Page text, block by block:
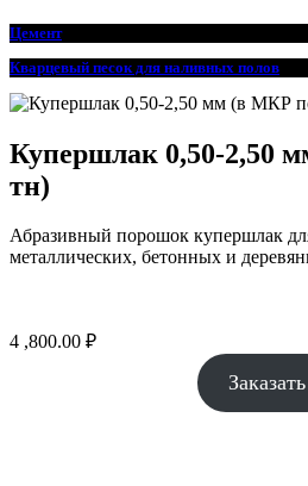
Цемент
Кварцевый песок для наливных полов
Купершлак 0,50-2,50
тн)
Абразивный порошок купершлак
металлических, бетонных и
4 ,800.00 ₽
Заказать